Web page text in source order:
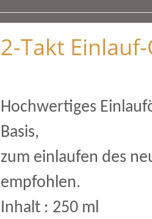
2-Takt
Hochwertiges
Basis,
zum einlaufen des
empfohlen.
Inhalt : 250 ml